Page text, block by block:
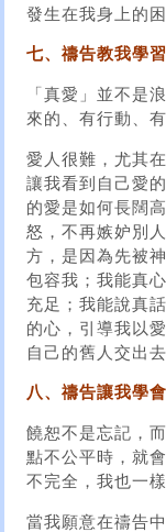
發生在我身上的
七、禱告教我學
「真愛」並不是
來的、有行動、
愛人很難，尤其
讓我看到自己愛
的愛是如何長闊
怒，不再嫉妒別
方，是因為先被
包容我；我能真
充足；我能說真
的心，引導我以
自己的舊人交出
八、禱告讓我學
饒恕不是忘記，
點不公平時，就
不完全，我也一
當我願意在禱告